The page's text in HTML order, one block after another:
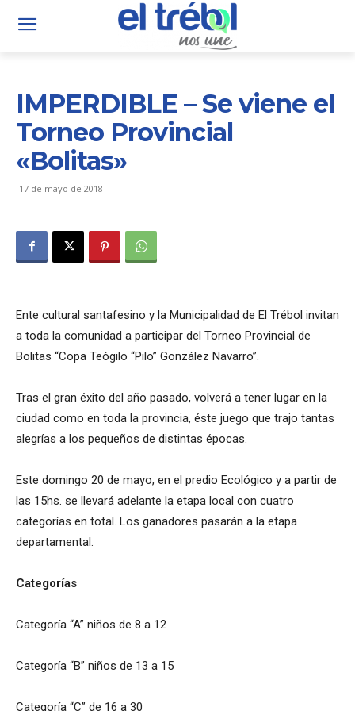
IMPERDIBLE – Se viene el
Torneo Provincial
«Bolitas»
17 de mayo de 2018
Ente cultural santafesino y la Municipalidad de El Trébol invitan
a toda la comunidad a participar del Torneo Provincial de
Bolitas “Copa Teógilo “Pilo” González Navarro”.
Tras el gran éxito del año pasado, volverá a tener lugar en la
ciudad como en toda la provincia, éste juego que trajo tantas
alegrías a los pequeños de distintas épocas.
Este domingo 20 de mayo, en el predio Ecológico y a partir de
las 15hs. se llevará adelante la etapa local con cuatro
categorías en total. Los ganadores pasarán a la etapa
departamental.
Categorías
Categoría “A” niños de 8 a 12
Categoría “B” niños de 13 a 15
Categoría “C” de 16 a 30